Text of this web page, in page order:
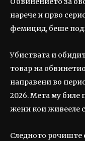
нарече и прво
фемицид, беше
Убиствата и
товар на
направени во
2026. Мета му
жени кои живееле
Следното рочиште